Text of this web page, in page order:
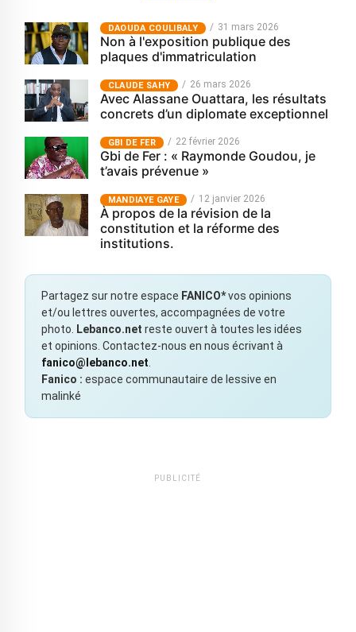
‎DAOUDA COULIBALY 31 mars 2026
Non à l'exposition publique des
plaques d'immatriculation
CLAUDE SAHY 26 mars 2026
Avec Alassane Ouattara, les résultats
concrets d’un diplomate exceptionnel
GBI DE FER 22 février 2026
Gbi de Fer : « Raymonde Goudou, je
t’avais prévenue »
MANDIAYE GAYE 12 janvier 2026
À propos de la révision de la
constitution et la réforme des
institutions.
Partagez sur notre espace FANICO*vos opinions
et/ou lettres ouvertes, accompagnées de votre
photo.
Lebanco.net reste ouvert à toutes les idées
et opinions. Contactez-nous en nous écrivant à
fanico@lebanco.net
Fanico : espace communautaire de lessive en
malinké
PUBLICITÉ